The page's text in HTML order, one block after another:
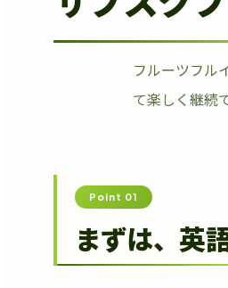
フルーツフル
て楽しく継続
Point 01
まずは、英